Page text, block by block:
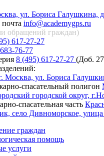
ул. Бориса Галушкина,
info@academygps.ru
обращений граждан)
617-27-27
76-77
8 (495) 617-27-27 (Доб.
Москва, ул. Бориса
спасательный полигон
городской округ,
спасательная часть
село Дивноморское,
граждан
помощь
услуги